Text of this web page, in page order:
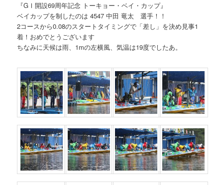
『GⅠ開設69周年記念 トーキョー・ベイ・カップ』
ベイカップを制したのは 4547 中田 竜太 選手！！
2コースから0.08のスタートタイミングで「差し」を決め見事1
着！おめでとうございます
ちなみに天候は雨、1mの左横風、気温は19度でしたあ。